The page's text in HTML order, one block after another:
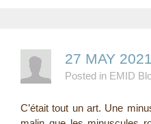
27 MAY 2021
Posted in EMID
C’était tout un art. Une